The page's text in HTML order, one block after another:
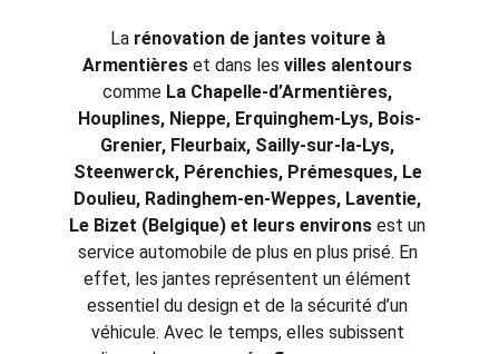
La rénovation de jantes voiture à
Armentières et dans les villes alentours
comme La Chapelle-d’Armentières,
Houplines, Nieppe, Erquinghem-Lys, Bois-
Grenier, Fleurbaix, Sailly-sur-la-Lys,
Steenwerck, Pérenchies, Prémesques, Le
Doulieu, Radinghem-en-Weppes, Laventie,
Le Bizet (Belgique) et leurs environs est un
service automobile de plus en plus prisé. En
effet, les jantes représentent un élément
essentiel du design et de la sécurité d’un
véhicule. Avec le temps, elles subissent